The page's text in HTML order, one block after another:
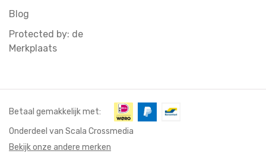
Blog
Protected by: de
Merkplaats
Onderdeel van Scala Crossmedia
Bekijk onze andere merken
Betaal gemakkelijk met: